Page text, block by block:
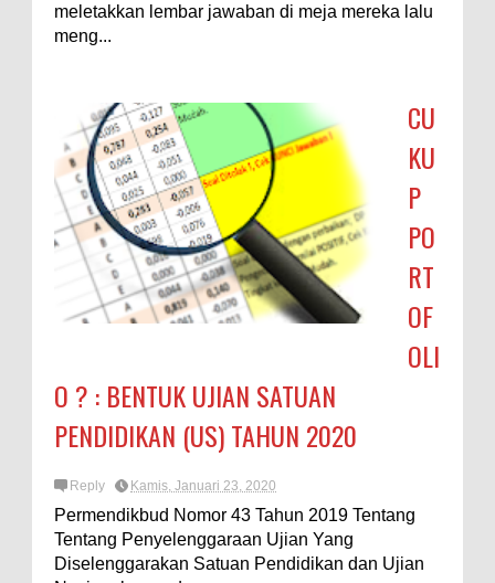
meletakkan lembar jawaban di meja mereka lalu
meng...
CU
KU
P
PO
RT
OF
OLI
O ? : BENTUK UJIAN SATUAN
PENDIDIKAN (US) TAHUN 2020
Reply Kamis, Januari 23, 2020
Permendikbud Nomor 43 Tahun 2019 Tentang
Tentang Penyelenggaraan Ujian Yang
Diselenggarakan Satuan Pendidikan dan Ujian